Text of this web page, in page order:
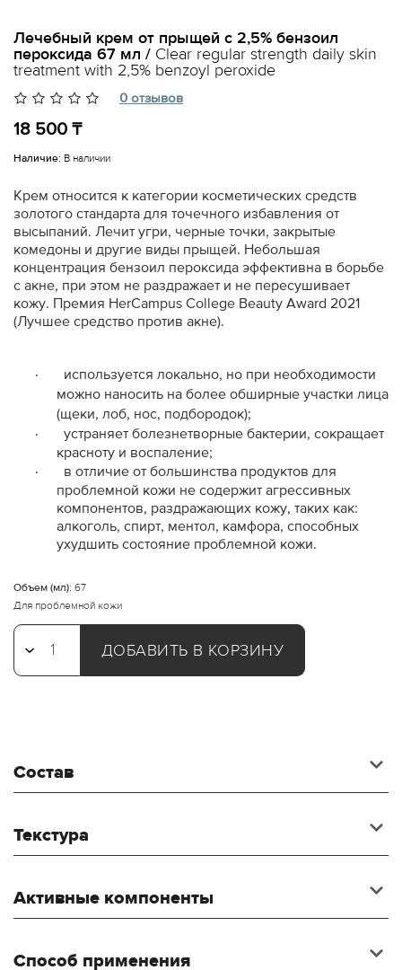
Лечебный крем от прыщей с 2,5% бензоил
пероксида 67 мл / Clear regular strength daily skin
treatment with 2,5% benzoyl peroxide
0 отзывов
18 500 ₸
Наличие: В наличии
Крем относится к категории косметических средств
золотого стандарта для точечного избавления от
высыпаний. Лечит угри, черные точки, закрытые
комедоны и другие виды прыщей. Небольшая
концентрация бензоил пероксида эффективна в борьбе
с акне, при этом не раздражает и не пересушивает
кожу. Премия HerCampus College Beauty Award 2021
(Лучшее средство против акне).
·
используется локально, но при необходимости
можно наносить на более обширные участки лица
(щеки, лоб, нос, подбородок);
·
устраняет болезнетворные бактерии, сокращает
красноту и воспаление;
·
в отличие от большинства продуктов для
проблемной кожи не содержит агрессивных
компонентов, раздражающих кожу, таких как:
алкоголь, спирт, ментол, камфора, способных
ухудшить состояние проблемной кожи.
Объем (мл): 67
Для проблемной кожи
ДОБАВИТЬ В КОРЗИНУ
Состав
Текстура
Активные компоненты
Способ применения